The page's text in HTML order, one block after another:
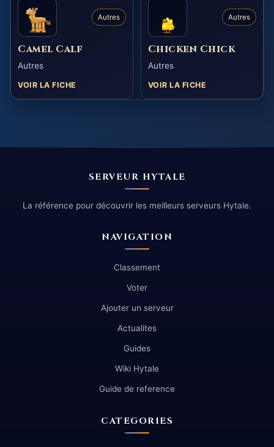
Autres
Camel Calf
Autres
VOIR LA FICHE
Autres
Chicken Chick
Autres
VOIR LA FICHE
SERVEUR HYTALE
La référence pour découvrir les meilleurs serveurs Hytale.
NAVIGATION
Classement
Voter
Ajouter un serveur
Actualites
Guides
Wiki Hytale
Guide de reference
CATEGORIES